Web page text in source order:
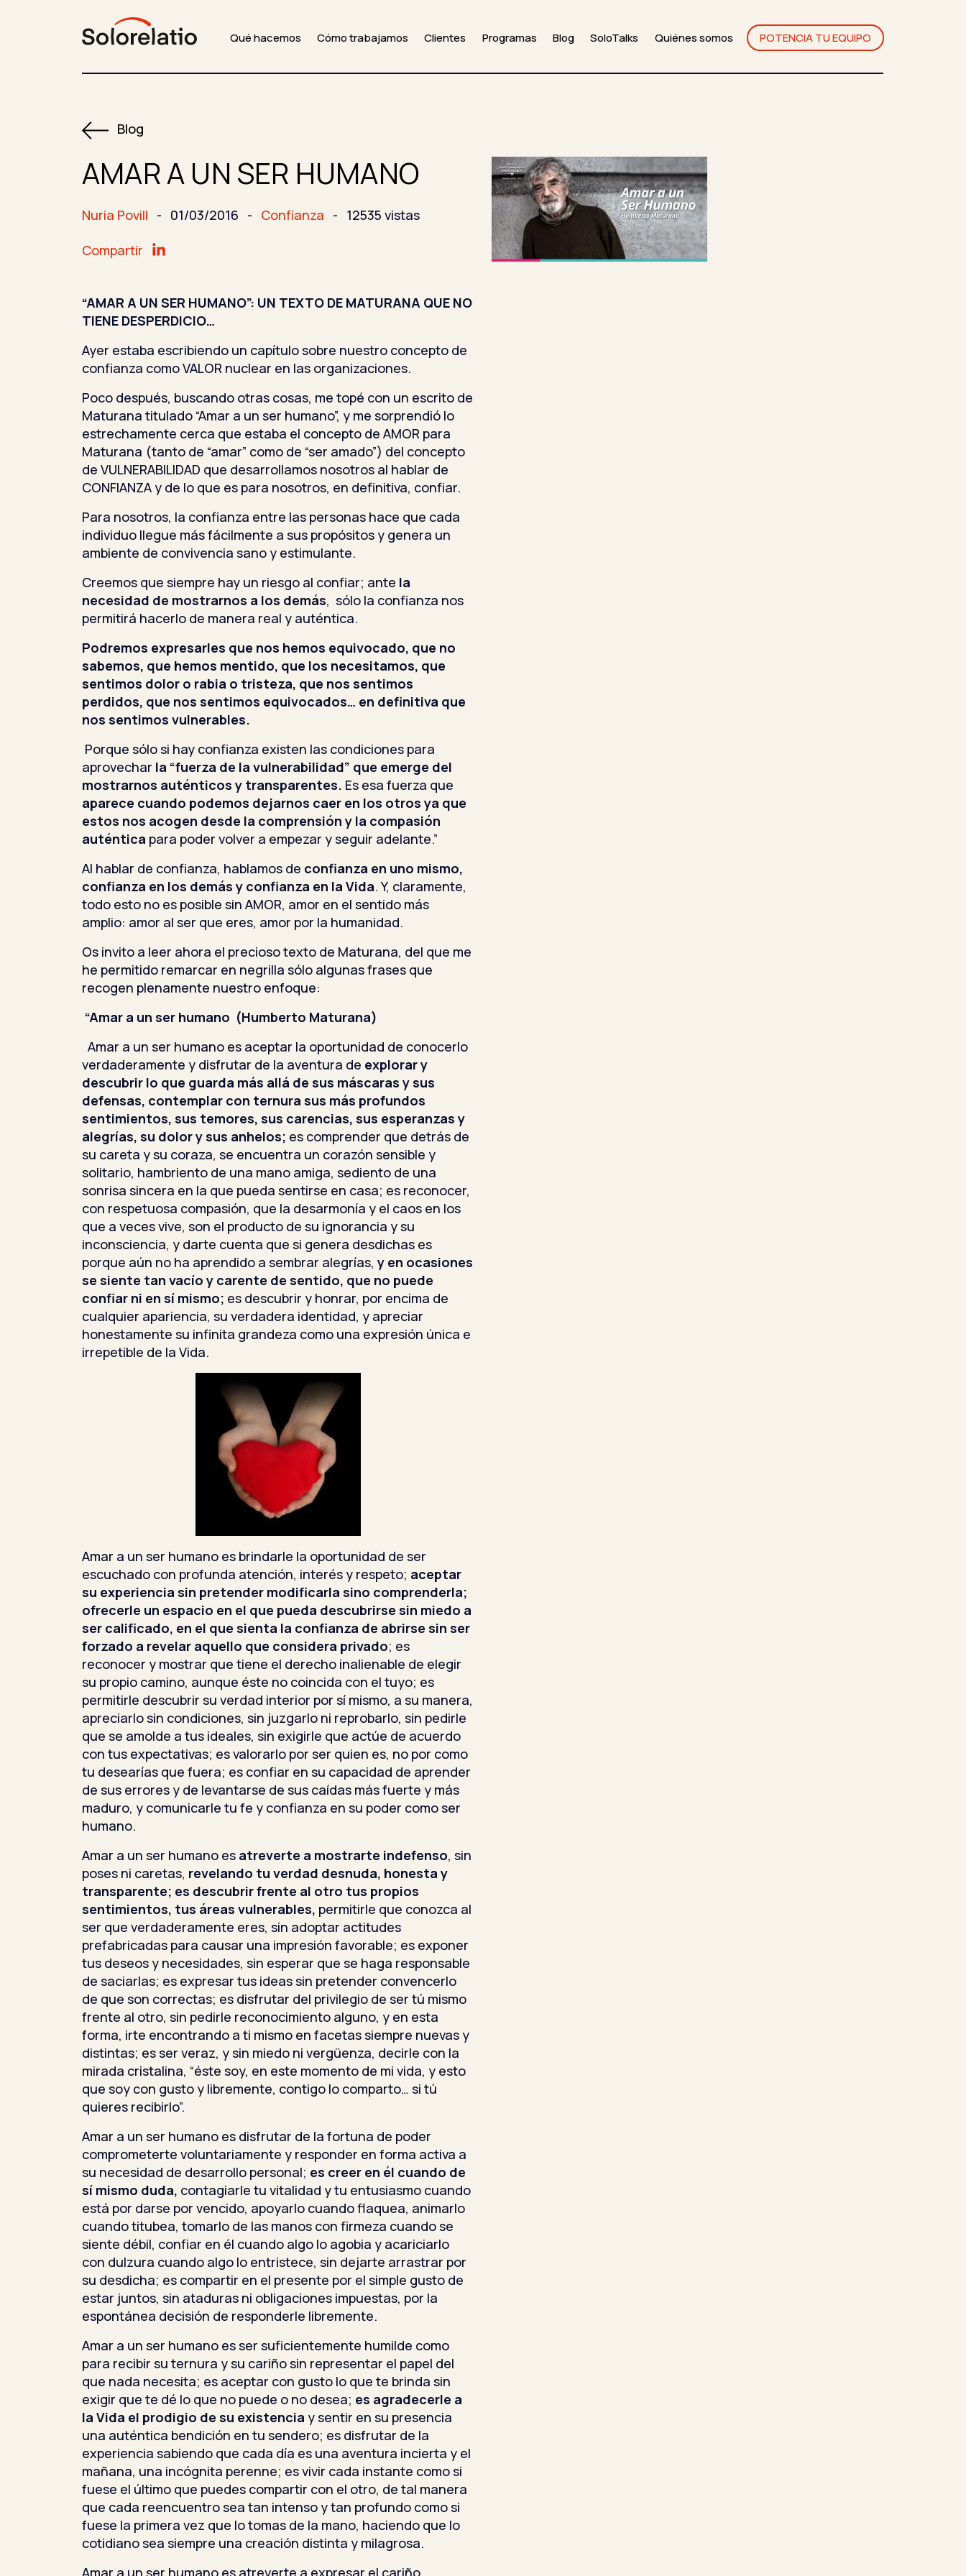
Qué hacemos Cómo trabajamos Clientes Programas Blog SoloTalks Quiénes somos POTENCIA TU EQUIPO
Blog
AMAR A UN SER HUMANO
Nuria Povill - 01/03/2016 - Confianza - 12535 vistas
Compartir
“AMAR A UN SER HUMANO”: UN TEXTO DE MATURANA QUE NO
TIENE DESPERDICIO…
Ayer estaba escribiendo un capítulo sobre nuestro concepto de
confianza como VALOR nuclear en las organizaciones.
Poco después, buscando otras cosas, me topé con un escrito de
Maturana titulado “Amar a un ser humano”, y me sorprendió lo
estrechamente cerca que estaba el concepto de AMOR para
Maturana (tanto de “amar” como de “ser amado”) del concepto
de VULNERABILIDAD que desarrollamos nosotros al hablar de
CONFIANZA y de lo que es para nosotros, en definitiva, confiar.
Para nosotros, la confianza entre las personas hace que cada
individuo llegue más fácilmente a sus propósitos y genera un
ambiente de convivencia sano y estimulante.
Creemos que siempre hay un riesgo al confiar; ante la
necesidad de mostrarnos a los demás, sólo la confianza nos
permitirá hacerlo de manera real y auténtica.
Podremos expresarles que nos hemos equivocado, que no
sabemos, que hemos mentido, que los necesitamos, que
sentimos dolor o rabia o tristeza, que nos sentimos
perdidos, que nos sentimos equivocados… en definitiva que
nos sentimos vulnerables.
Porque sólo si hay confianza existen las condiciones para
aprovechar la “fuerza de la vulnerabilidad” que emerge del
mostrarnos auténticos y transparentes. Es esa fuerza que
aparece cuando podemos dejarnos caer en los otros ya que
estos nos acogen desde la comprensión y la compasión
auténtica para poder volver a empezar y seguir adelante.”
Al hablar de confianza, hablamos de confianza en uno mismo,
confianza en los demás y confianza en la Vida. Y, claramente,
todo esto no es posible sin AMOR, amor en el sentido más
amplio: amor al ser que eres, amor por la humanidad.
Os invito a leer ahora el precioso texto de Maturana, del que me
he permitido remarcar en negrilla sólo algunas frases que
recogen plenamente nuestro enfoque:
“Amar a un ser humano (Humberto Maturana)
Amar a un ser humano es aceptar la oportunidad de conocerlo
verdaderamente y disfrutar de la aventura de explorar y
descubrir lo que guarda más allá de sus máscaras y sus
defensas, contemplar con ternura sus más profundos
sentimientos, sus temores, sus carencias, sus esperanzas y
alegrías, su dolor y sus anhelos; es comprender que detrás de
su careta y su coraza, se encuentra un corazón sensible y
solitario, hambriento de una mano amiga, sediento de una
sonrisa sincera en la que pueda sentirse en casa; es reconocer,
con respetuosa compasión, que la desarmonía y el caos en los
que a veces vive, son el producto de su ignorancia y su
inconsciencia, y darte cuenta que si genera desdichas es
porque aún no ha aprendido a sembrar alegrías, y en ocasiones
se siente tan vacío y carente de sentido, que no puede
confiar ni en sí mismo; es descubrir y honrar, por encima de
cualquier apariencia, su verdadera identidad, y apreciar
honestamente su infinita grandeza como una expresión única e
irrepetible de la Vida.
Amar a un ser humano es brindarle la oportunidad de ser
escuchado con profunda atención, interés y respeto; aceptar
su experiencia sin pretender modificarla sino comprenderla;
ofrecerle un espacio en el que pueda descubrirse sin miedo a
ser calificado, en el que sienta la confianza de abrirse sin ser
forzado a revelar aquello que considera privado; es
reconocer y mostrar que tiene el derecho inalienable de elegir
su propio camino, aunque éste no coincida con el tuyo; es
permitirle descubrir su verdad interior por sí mismo, a su manera,
apreciarlo sin condiciones, sin juzgarlo ni reprobarlo, sin pedirle
que se amolde a tus ideales, sin exigirle que actúe de acuerdo
con tus expectativas; es valorarlo por ser quien es, no por como
tu desearías que fuera; es confiar en su capacidad de aprender
de sus errores y de levantarse de sus caídas más fuerte y más
maduro, y comunicarle tu fe y confianza en su poder como ser
humano.
Amar a un ser humano es atreverte a mostrarte indefenso, sin
poses ni caretas, revelando tu verdad desnuda, honesta y
transparente; es descubrir frente al otro tus propios
sentimientos, tus áreas vulnerables, permitirle que conozca al
ser que verdaderamente eres, sin adoptar actitudes
prefabricadas para causar una impresión favorable; es exponer
tus deseos y necesidades, sin esperar que se haga responsable
de saciarlas; es expresar tus ideas sin pretender convencerlo
de que son correctas; es disfrutar del privilegio de ser tú mismo
frente al otro, sin pedirle reconocimiento alguno, y en esta
forma, irte encontrando a ti mismo en facetas siempre nuevas y
distintas; es ser veraz, y sin miedo ni vergüenza, decirle con la
mirada cristalina, “éste soy, en este momento de mi vida, y esto
que soy con gusto y libremente, contigo lo comparto… si tú
quieres recibirlo”.
Amar a un ser humano es disfrutar de la fortuna de poder
comprometerte voluntariamente y responder en forma activa a
su necesidad de desarrollo personal; es creer en él cuando de
sí mismo duda, contagiarle tu vitalidad y tu entusiasmo cuando
está por darse por vencido, apoyarlo cuando flaquea, animarlo
cuando titubea, tomarlo de las manos con firmeza cuando se
siente débil, confiar en él cuando algo lo agobia y acariciarlo
con dulzura cuando algo lo entristece, sin dejarte arrastrar por
su desdicha; es compartir en el presente por el simple gusto de
estar juntos, sin ataduras ni obligaciones impuestas, por la
espontánea decisión de responderle libremente.
Amar a un ser humano es ser suficientemente humilde como
para recibir su ternura y su cariño sin representar el papel del
que nada necesita; es aceptar con gusto lo que te brinda sin
exigir que te dé lo que no puede o no desea; es agradecerle a
la Vida el prodigio de su existencia y sentir en su presencia
una auténtica bendición en tu sendero; es disfrutar de la
experiencia sabiendo que cada día es una aventura incierta y el
mañana, una incógnita perenne; es vivir cada instante como si
fuese el último que puedes compartir con el otro, de tal manera
que cada reencuentro sea tan intenso y tan profundo como si
fuese la primera vez que lo tomas de la mano, haciendo que lo
cotidiano sea siempre una creación distinta y milagrosa.